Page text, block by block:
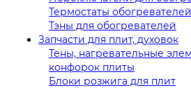
Термостаты обогревателей
Тэны для обогревателей
Запчасти для плит, духовок
Тены, нагревательные
конфорок плиты
Блоки розжига для плит